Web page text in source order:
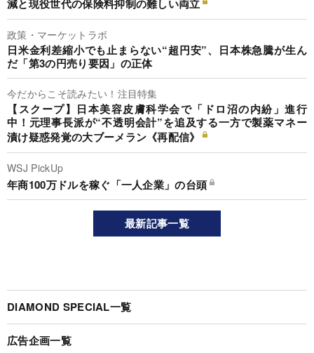
減と現役世代の保険料抑制の難しい両立
政策・マーケットラボ
日米金利差縮小でも止まらない“超円安”、日本株急騰が生ん
だ「第3の円売り要因」の正体
今だからこそ読みたい！注目特集
【スクープ】日本美容皮膚科学会で「ドロ沼の内紛」進行
中！元理事長派が“不透明会計”を追及する一方で製薬マネー
漬け疑惑発覚の大ブーメラン《再配信》
WSJ PickUp
年商100万ドルを稼ぐ「一人企業」の台頭
最新記事一覧
DIAMOND SPECIAL一覧
広告企画一覧